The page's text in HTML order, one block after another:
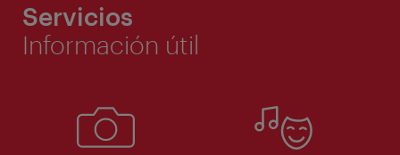
Servicios
Información útil